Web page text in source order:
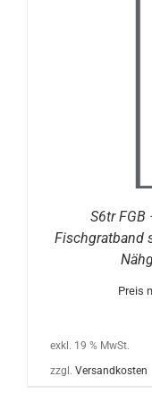
S6tr
Fischgratband
Preis
exkl. 19 % MwSt.
zzgl. Versandkosten